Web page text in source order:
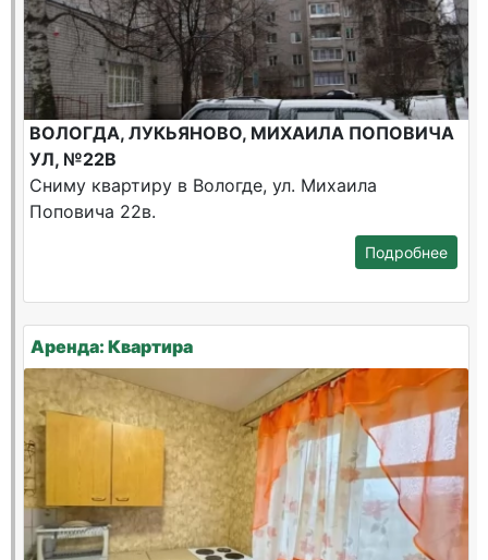
ВОЛОГДА, ЛУКЬЯНОВО, МИХАИЛА ПОПОВИЧА
УЛ, №22В
Сниму квартиру в Вологде, ул. Михаила
Поповича 22в.
Подробнее
Аренда: Квартира